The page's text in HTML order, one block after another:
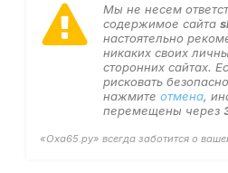
Мы не несем
содержимое сайта
настоятельно
никаких своих
сторонних сайтах.
рисковать
нажмите отмена,
перемещены через
«Оха65.ру» всегда заботится о